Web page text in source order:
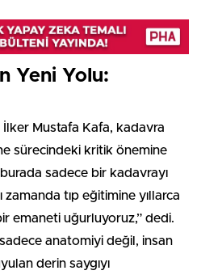
Yeni Yolu:
Mustafa Kafa, kadavra
sürecindeki kritik önemine
sadece bir kadavrayı
tıp eğitimine yıllarca
emaneti uğurluyoruz,” dedi.
anatomiyi değil, insan
derin saygıyı